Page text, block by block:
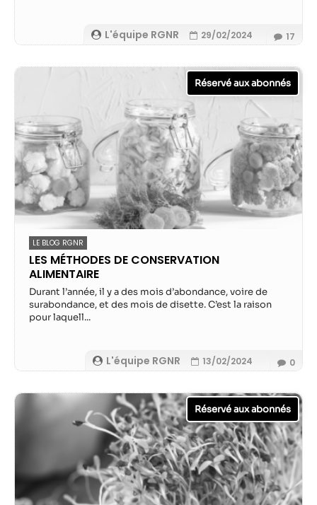
L'équipe RGNR 29/02/2024 17
LE BLOG RGNR
LES MÉTHODES DE CONSERVATION
ALIMENTAIRE
L'équipe RGNR 13/02/2024
Durant l’année, il y a des mois d’abondance, voire de
surabondance, et des mois de disette. C’est la raison
pour laquell...
0